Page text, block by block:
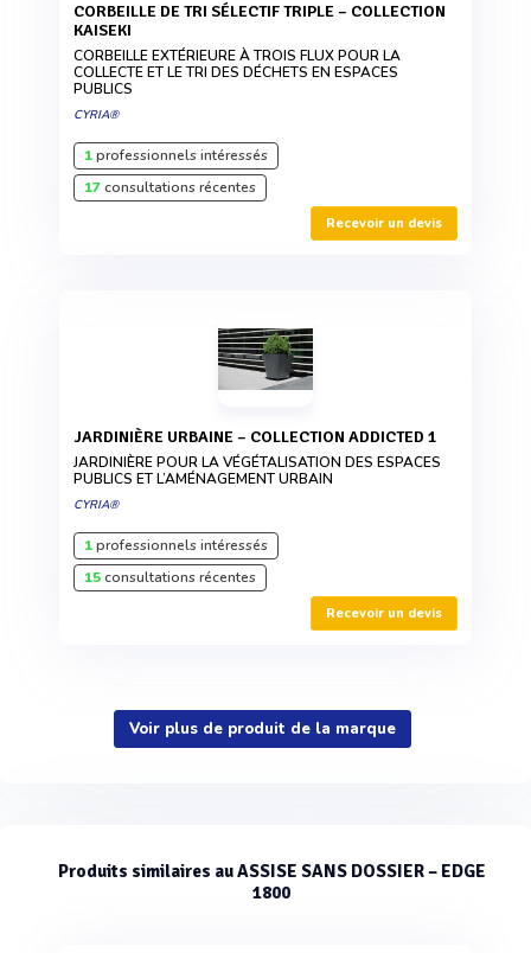
CORBEILLE DE TRI SÉLECTIF TRIPLE – COLLECTION
KAISEKI
CORBEILLE EXTÉRIEURE À TROIS FLUX POUR LA
COLLECTE ET LE TRI DES DÉCHETS EN ESPACES
PUBLICS
CYRIA®
1professionnels intéressés
17consultations récentes
Recevoir un devis
JARDINIÈRE URBAINE – COLLECTION ADDICTED 1
JARDINIÈRE POUR LA VÉGÉTALISATION DES ESPACES
PUBLICS ET L’AMÉNAGEMENT URBAIN
CYRIA®
1professionnels intéressés
15consultations récentes
Recevoir un devis
Voir plus de produit de la marque
Produits similaires au ASSISE SANS DOSSIER – EDGE
1800